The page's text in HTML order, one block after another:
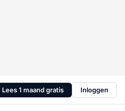
Lees 1 maand gratis Inloggen